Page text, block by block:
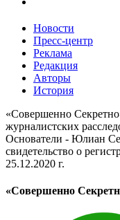
Новости
Пресс-центр
Реклама
Редакция
Авторы
История
«Совершенно
журналистских
Основатели - Юлиан
свидетельство о
25.12.2020 г.
«Совершенно